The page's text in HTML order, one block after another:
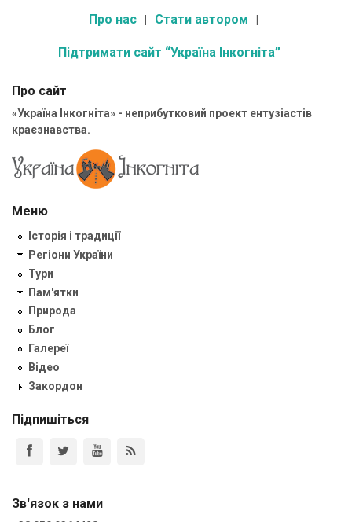
Про нас Стати автором
Підтримати сайт “Україна Інкогніта”
Про сайт
«Україна Інкогніта» - неприбутковий проект ентузіастів
краєзнавства.
Меню
Історія і традиції
Регіони України
Тури
Пам'ятки
Природа
Блог
Галереї
Відео
Закордон
Підпишіться
Зв'язок з нами